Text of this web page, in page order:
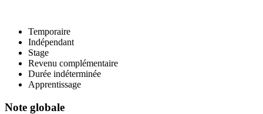
Temporaire
Indépendant
Stage
Revenu complémentaire
Durée indéterminée
Apprentissage
Note globale